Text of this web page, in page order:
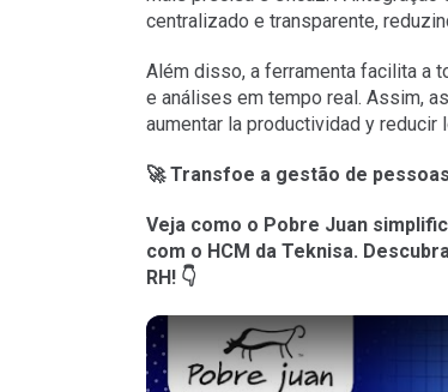
centralizado e transparente,
Além disso, a ferramenta facilita a
e análises em tempo real. Assim,
aumentar la productividad y
🚀 Transfoe a gestão de
Veja como o Pobre Juan
com o HCM da Teknisa.
RH! 👇